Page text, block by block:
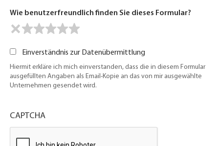
Wie benutzerfreundlich finden Sie dieses Formular?
Einverständnis zur Datenübermittlung
Hiermit erkläre ich mich einverstanden, dass die in diesem Formular
ausgefüllten Angaben als Email-Kopie an das von mir ausgewählte
Unternehmen gesendet wird.
CAPTCHA